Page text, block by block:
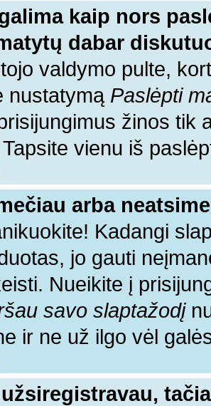
kaip nors
dabar
valdymo pulte,
nustatymą Paslėpti
žinos tik
vienu iš
arba
Kadangi
jo gauti
Nueikite į
savo slaptažodį
ir ne už ilgo vėl